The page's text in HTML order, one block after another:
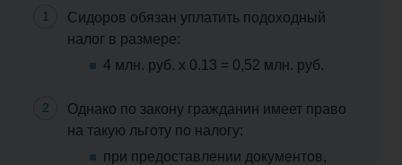
Сидоров обязан уплатить подоходный
налог в размере:
4 млн. руб. х 0.13 = 0,52 млн. руб.
Однако по закону гражданин имеет право
на такую льготу по налогу:
при предоставлении документов,